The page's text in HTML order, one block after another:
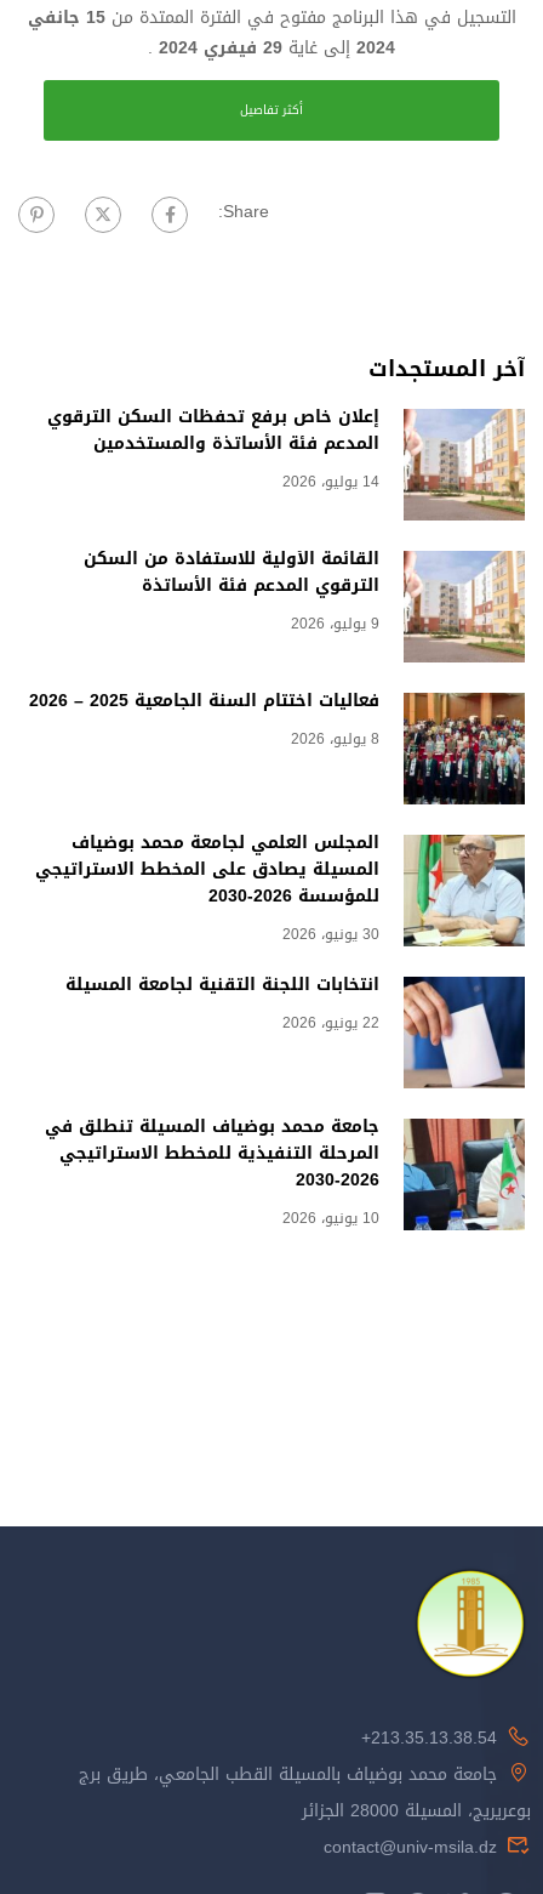
التسجيل في هذا البرنامج مفتوح في الفترة الممتدة من
15 جانفي
2024 إلى غاية 29 فيفري 2024 .
أكثر تفاصيل
Share:
آخر المستجدات
إعلان خاص برفع تحفظات السكن الترقوي
المدعم فئة الأساتذة والمستخدمين
14 يوليو، 2026
القائمة الأولية للاستفادة من السكن
الترقوي المدعم فئة الأساتذة
9 يوليو، 2026
فعاليات اختتام السنة الجامعية 2025 – 2026
8 يوليو، 2026
المجلس العلمي لجامعة محمد بوضياف
المسيلة يصادق على المخطط الاستراتيجي
للمؤسسة 2026-2030
30 يونيو، 2026
انتخابات اللجنة التقنية لجامعة المسيلة
22 يونيو، 2026
جامعة محمد بوضياف المسيلة تنطلق في
المرحلة التنفيذية للمخطط الاستراتيجي
2026-2030
10 يونيو، 2026
213.35.13.38.54+
جامعة محمد بوضياف بالمسيلة القطب الجامعي، طريق برج
بوعريريج، المسيلة 28000 الجزائر
contact@univ-msila.dz